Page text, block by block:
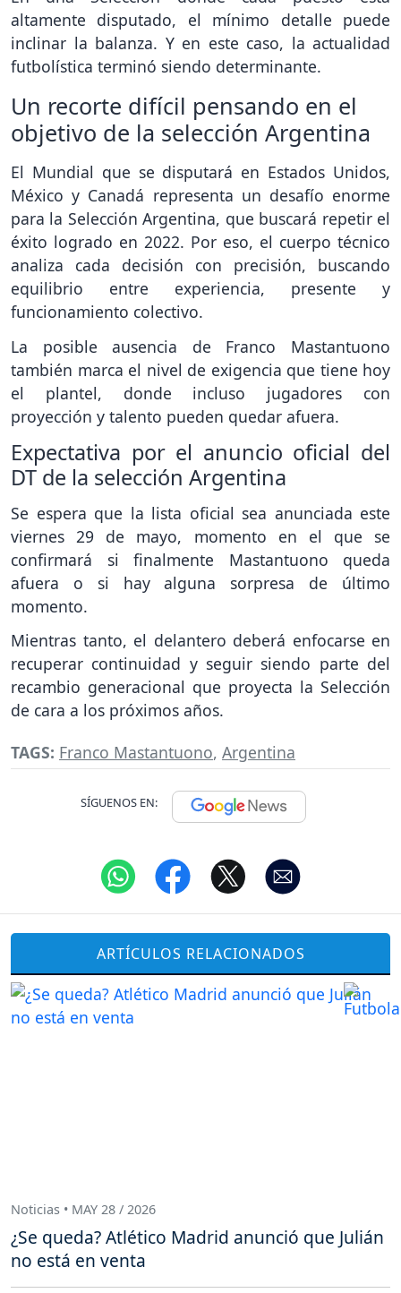
altamente disputado, el mínimo detalle puede
inclinar la balanza. Y en este caso, la actualidad
futbolística terminó siendo determinante.
Un recorte difícil pensando en el
objetivo de la selección Argentina
El Mundial que se disputará en Estados Unidos,
México y Canadá representa un desafío enorme
para la Selección Argentina, que buscará repetir el
éxito logrado en 2022. Por eso, el cuerpo técnico
analiza cada decisión con precisión, buscando
equilibrio entre experiencia, presente y
funcionamiento colectivo.
La posible ausencia de Franco Mastantuono
también marca el nivel de exigencia que tiene hoy
el plantel, donde incluso jugadores con
proyección y talento pueden quedar afuera.
Expectativa por el anuncio oficial del
DT de la selección Argentina
Se espera que la lista oficial sea anunciada este
viernes 29 de mayo, momento en el que se
confirmará si finalmente Mastantuono queda
afuera o si hay alguna sorpresa de último
momento.
Mientras tanto, el delantero deberá enfocarse en
recuperar continuidad y seguir siendo parte del
recambio generacional que proyecta la Selección
de cara a los próximos años.
TAGS: Franco Mastantuono, Argentina
SÍGUENOS EN:
ARTÍCULOS RELACIONADOS
Noticias • MAY 28 / 2026
¿Se queda? Atlético Madrid anunció que Julián
no está en venta